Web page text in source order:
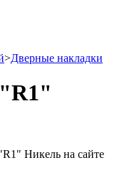
>Дверные накладки